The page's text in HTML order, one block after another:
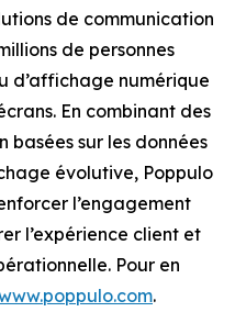
de communication
de personnes
d’affichage numérique
En combinant des
sur les données
évolutive, Poppulo
l’engagement
l’expérience client et
Pour en
.